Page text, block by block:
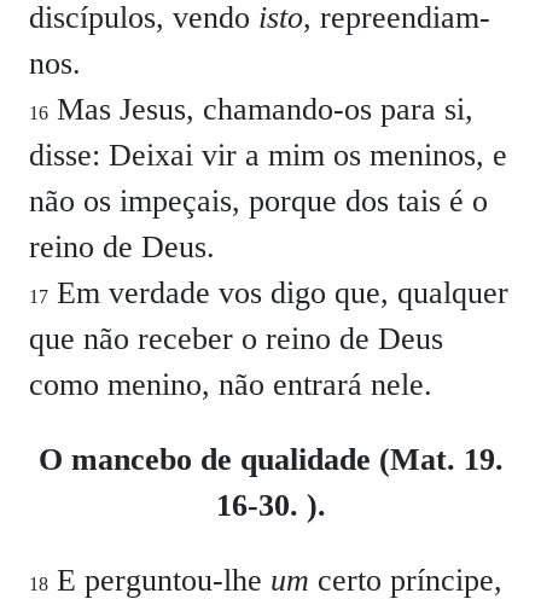
discípulos, vendo isto, repreendiam-
nos.
16 Mas Jesus, chamando-os para si,
disse: Deixai vir a mim os meninos, e
não os impeçais, porque dos tais é o
reino de Deus.
17 Em verdade vos digo que, qualquer
que não receber o reino de Deus
como menino, não entrará nele.
O mancebo de qualidade (Mat. 19.
16-30. ).
18 E perguntou-lhe um certo príncipe,